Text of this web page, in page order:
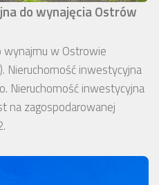
do wynajęcia Ostrów
wynajmu w Ostrowie
Nieruchomość inwestycyjna
Nieruchomość inwestycyjna
na zagospodarowanej